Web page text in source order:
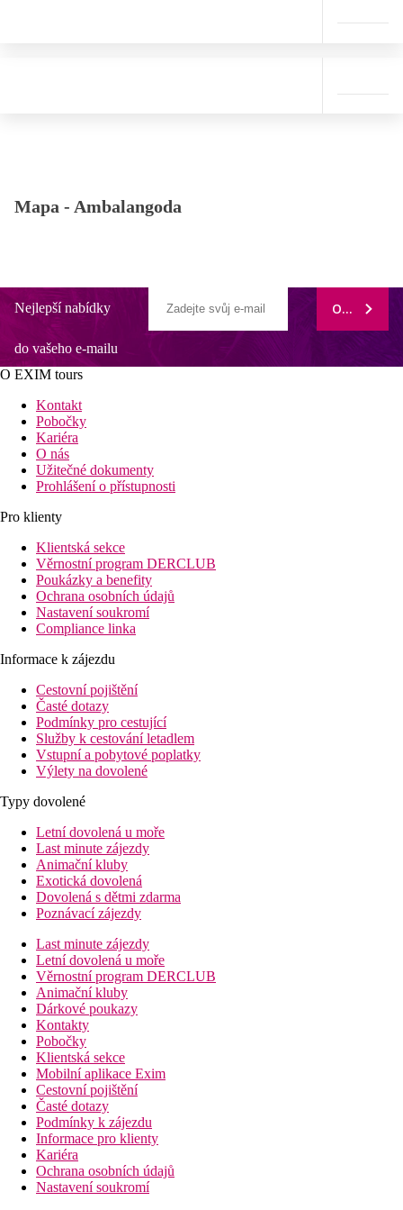
Mapa - Ambalangoda
Nejlepší nabídky
do vašeho e-mailu
ODEBÍRAT
O EXIM tours
Kontakt
Pobočky
Kariéra
O nás
Užitečné dokumenty
Prohlášení o přístupnosti
Pro klienty
Klientská sekce
Věrnostní program DERCLUB
Poukázky a benefity
Ochrana osobních údajů
Nastavení soukromí
Compliance linka
Informace k zájezdu
Cestovní pojištění
Časté dotazy
Podmínky pro cestující
Služby k cestování letadlem
Vstupní a pobytové poplatky
Výlety na dovolené
Typy dovolené
Letní dovolená u moře
Last minute zájezdy
Animační kluby
Exotická dovolená
Dovolená s dětmi zdarma
Poznávací zájezdy
Last minute zájezdy
Letní dovolená u moře
Věrnostní program DERCLUB
Animační kluby
Dárkové poukazy
Kontakty
Pobočky
Klientská sekce
Mobilní aplikace Exim
Cestovní pojištění
Časté dotazy
Podmínky k zájezdu
Informace pro klienty
Kariéra
Ochrana osobních údajů
Nastavení soukromí